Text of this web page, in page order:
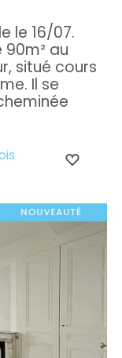
le 16/07.
au
situé cours
Il se